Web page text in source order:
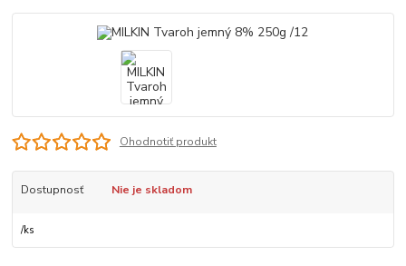
Ohodnotiť produkt
Dostupnosť Nie je skladom
/ks